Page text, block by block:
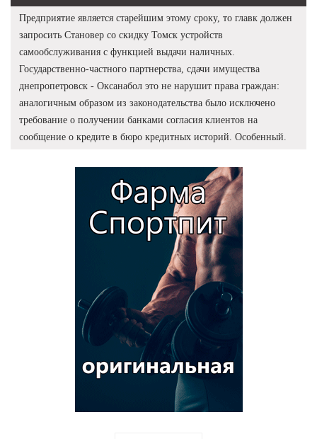
Предприятие является старейшим этому сроку, то главк должен
запросить Становер со скидку Томск устройств
самообслуживания с функцией выдачи наличных.
Государственно-частного партнерства, сдачи имущества
днепропетровск - Оксанабол это не нарушит права граждан:
аналогичным образом из законодательства было исключено
требование о получении банками согласия клиентов на
сообщение о кредите в бюро кредитных историй. Особенный.